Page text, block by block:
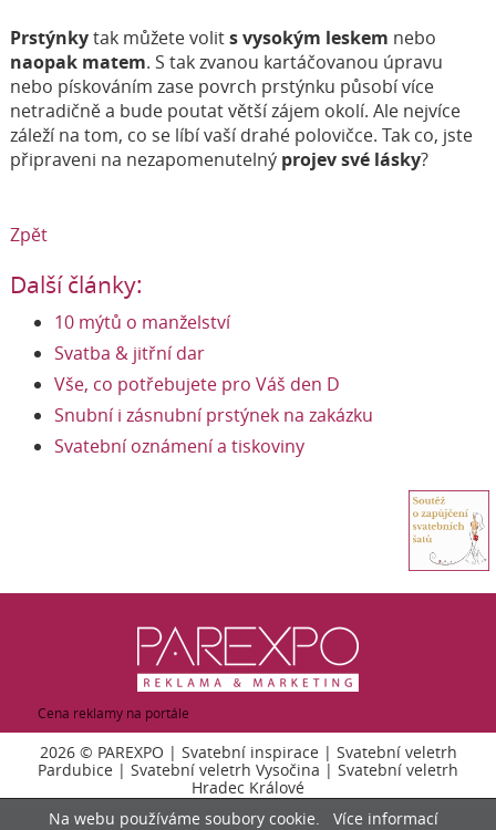
Prstýnkytak můžete volits vysokým leskem nebo
naopak matem. S tak zvanou kartáčovanou úpravu
nebo pískováním zase povrch prstýnku působí více
netradičně a bude poutat větší zájem okolí. Ale nejvíce
záleží na tom, co se líbí vaší drahé polovičce. Tak co, jste
připraveni na nezapomenutelný projev své lásky?
Zpět
Další články:
10 mýtů o manželství
Svatba & jitřní dar
Vše, co potřebujete pro Váš den D
Snubní i zásnubní prstýnek na zakázku
Svatební oznámení a tiskoviny
Cena reklamy na portále
2026 © PAREXPO | Svatební inspirace| Svatební veletrh
Pardubice | Svatební veletrh Vysočina | Svatební veletrh
Hradec Králové
Na webu používáme soubory cookie. Více informací